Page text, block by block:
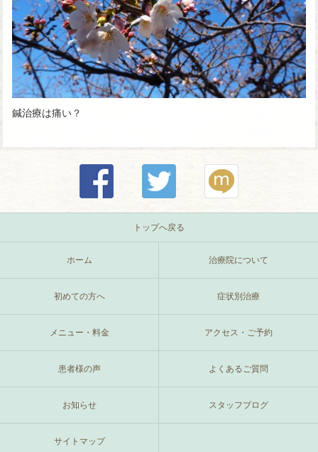
鍼治療は痛い？
トップへ戻る
ホーム 治療院について
初めての方へ 症状別治療
メニュー・料金 アクセス・ご予約
患者様の声 よくあるご質問
お知らせ スタッフブログ
サイトマップ